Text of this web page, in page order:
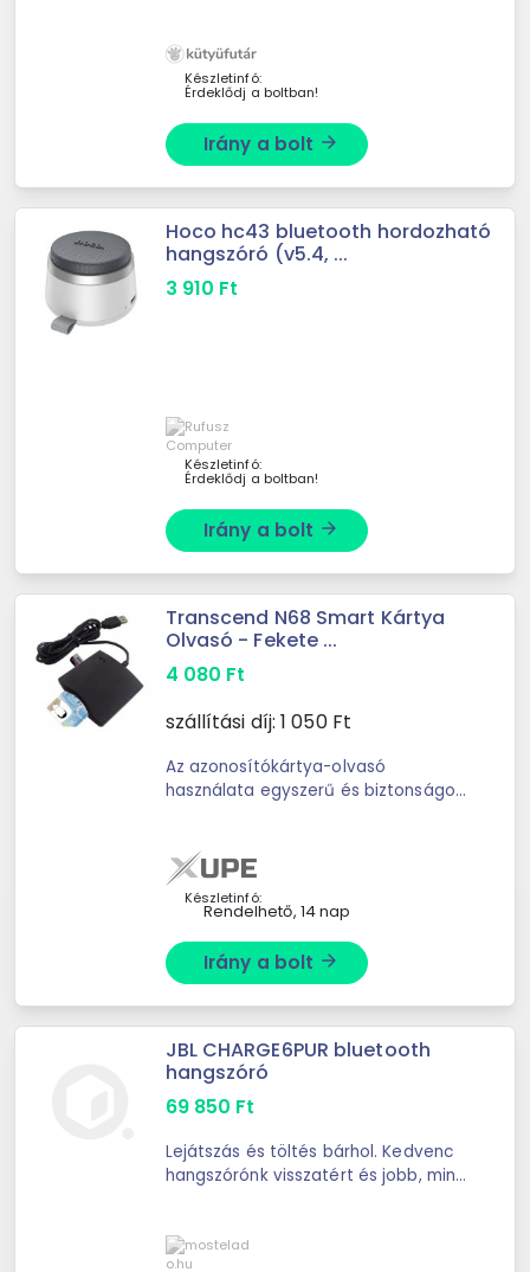
Készletinfó:
Érdeklődj a boltban!
Irány a bolt arrow_forward
Hoco hc43 bluetooth hordozható
hangszóró (v5.4, ...
3 910 Ft
Készletinfó:
Érdeklődj a boltban!
Irány a bolt arrow_forward
Transcend N68 Smart Kártya
Olvasó - Fekete ...
4 080 Ft
szállítási díj: 1 050Ft
Az azonosítókártya-olvasó
használata egyszerű és biztonságos.
használatát például az ...
Készletinfó:
Rendelhető, 14 nap
Irány a bolt arrow_forward
JBL CHARGE6PUR bluetooth
hangszóró
69 850 Ft
Lejátszás és töltés bárhol. Kedvenc
hangszórónk visszatért és jobb, mint
fejlesztésekkel; nagyobb ...